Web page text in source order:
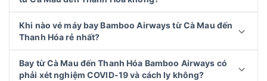
Khi nào vé máy bay Bamboo Airways từ Cà Mau đến
Thanh Hóa rẻ nhất?
Bay từ Cà Mau đến Thanh Hóa Bamboo Airways có
phải xét nghiệm COVID-19 và cách ly không?